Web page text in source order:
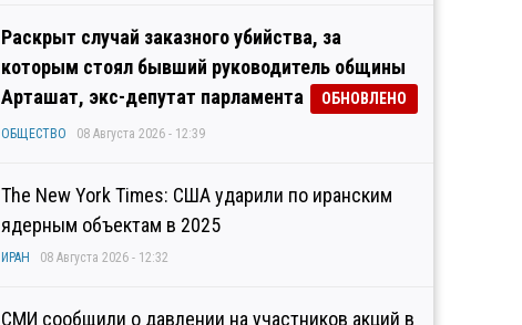
Раскрыт случай заказного убийства, за
которым стоял бывший руководитель общины
Арташат, экс-депутат парламента
ОБНОВЛЕНО
ОБЩЕСТВО 08 Августа 2026 - 12:39
The New York Times: США ударили по иранским
ядерным объектам в 2025
ИРАН 08 Августа 2026 - 12:32
СМИ сообщили о давлении на участников акций в